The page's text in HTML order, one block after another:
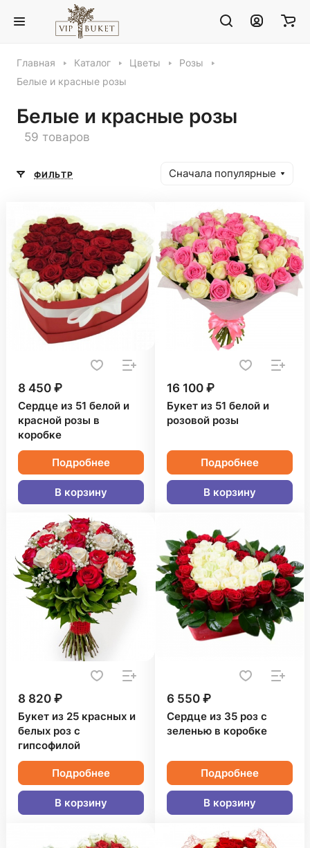
Главная Каталог Цветы
Розы
Белые и красные розы
Белые и красные розы
59 товаров
ФИЛЬТР Сначала популярные
8 450 ₽
Сердце из 51 белой и
красной розы в
коробке
Подробнее
В корзину
16 100 ₽
Букет из 51 белой и
розовой розы
Подробнее
В корзину
8 820 ₽
Букет из 25 красных и
белых роз с
гипсофилой
Подробнее
В корзину
6 550 ₽
Сердце из 35 роз с
зеленью в коробке
Подробнее
В корзину